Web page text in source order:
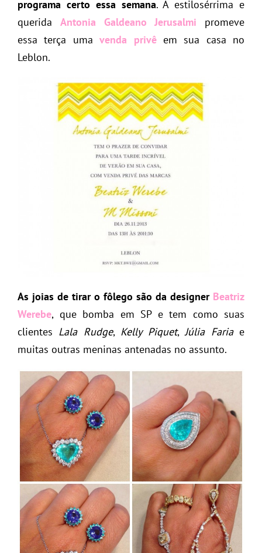
programa certo essa semana. A estilosérrima e
querida Antonia Galdeano Jerusalmi promeve
essa terça uma venda privêem sua casa no
Leblon.
As joias de tirar o fôlego são da designer Beatriz
Werebe, que bomba em SP e tem como suas
clientes Lala Rudge, Kelly Piquet,Júlia Fariae
muitas outras meninas antenadas no assunto.